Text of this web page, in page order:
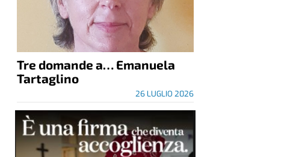
Tre domande a… Emanuela
Tartaglino
26 LUGLIO 2026